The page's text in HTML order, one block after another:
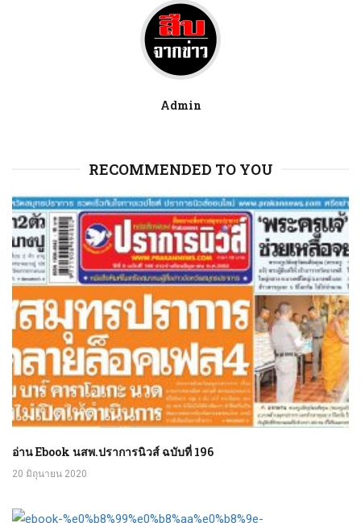
Admin
RECOMMENDED TO YOU
อ่าน Ebook นสพ.ปราการนิวส์ ฉบับที่ 196
20 มิถุนายน 2020